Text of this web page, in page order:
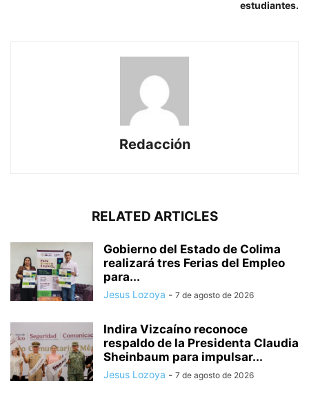
estudiantes.
Redacción
RELATED ARTICLES
Gobierno del Estado de Colima
realizará tres Ferias del Empleo
para...
Jesus Lozoya - 7 de agosto de 2026
Indira Vizcaíno reconoce
respaldo de la Presidenta Claudia
Sheinbaum para impulsar...
Jesus Lozoya - 7 de agosto de 2026